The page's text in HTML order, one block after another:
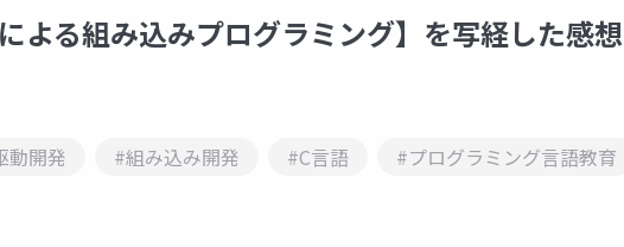
よる組み込みプログラミング】を写経した感想
動開発 #組み込み開発 #C言語 #プログラミング言語教育